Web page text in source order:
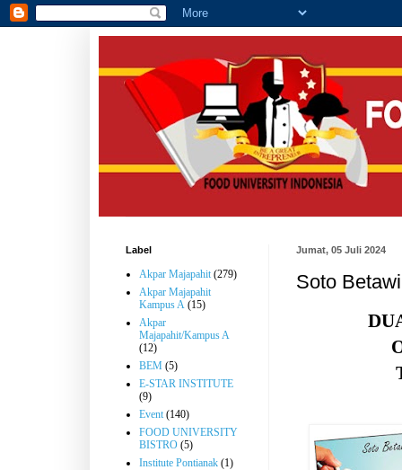
Jumat, 05 Juli 2024
Soto
Label
Akpar Majapahit (279)
Akpar Majapahit
Kampus A (15)
Akpar
Majapahit/Kampus A
(12)
BEM (5)
E-STAR INSTITUTE
(9)
Event (140)
FOOD UNIVERSITY
BISTRO (5)
Institute Pontianak (1)